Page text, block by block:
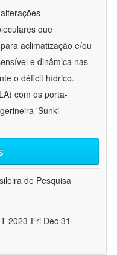
que
aclimatização e/ou
e dinâmica nas
o déficit hídrico.
com os porta-
'Sunki
de Pesquisa
2023-Fri Dec 31